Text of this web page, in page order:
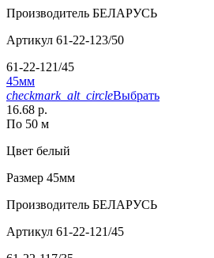
Производитель БЕЛАРУСЬ
Артикул 61-22-123/50
61-22-121/45
45мм
checkmark_alt_circleВыбрать
16.68 р.
По 50 м
Цвет белый
Размер 45мм
Производитель БЕЛАРУСЬ
Артикул 61-22-121/45